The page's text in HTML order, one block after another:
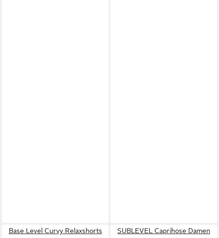
Base Level Curvy Relaxshorts SUBLEVEL Caprihose Damen